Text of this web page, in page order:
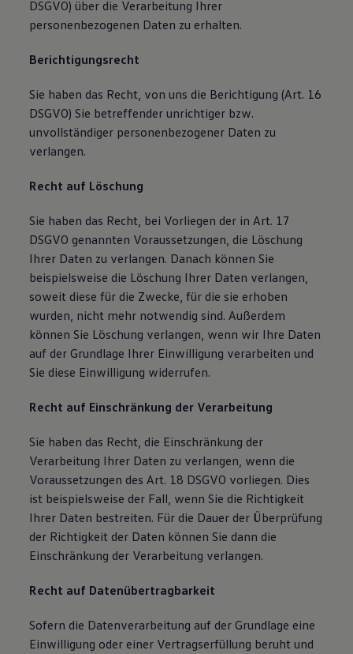
DSGVO) über die Verarbeitung Ihrer
personenbezogenen Daten zu erhalten.
Berichtigungsrecht
Sie haben das Recht, von uns die Berichtigung (Art. 16
DSGVO) Sie betreffender unrichtiger bzw.
unvollständiger personenbezogener Daten zu
verlangen.
Recht auf Löschung
Sie haben das Recht, bei Vorliegen der in Art. 17
DSGVO genannten Voraussetzungen, die Löschung
Ihrer Daten zu verlangen. Danach können Sie
beispielsweise die Löschung Ihrer Daten verlangen,
soweit diese für die Zwecke, für die sie erhoben
wurden, nicht mehr notwendig sind. Außerdem
können Sie Löschung verlangen, wenn wir Ihre Daten
auf der Grundlage Ihrer Einwilligung verarbeiten und
Sie diese Einwilligung widerrufen.
Recht auf Einschränkung der Verarbeitung
Sie haben das Recht, die Einschränkung der
Verarbeitung Ihrer Daten zu verlangen, wenn die
Voraussetzungen des Art. 18 DSGVO vorliegen. Dies
ist beispielsweise der Fall, wenn Sie die Richtigkeit
Ihrer Daten bestreiten. Für die Dauer der Überprüfung
der Richtigkeit der Daten können Sie dann die
Einschränkung der Verarbeitung verlangen.
Recht auf Datenübertragbarkeit
Sofern die Datenverarbeitung auf der Grundlage eine
Einwilligung oder einer Vertragserfüllung beruht und